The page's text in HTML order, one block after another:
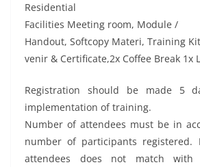
Residential
Facilities Meeting room, Module /
Handout, Softcopy Materi, Training
venir & Certificate,2x Coffee Break 1x
Registration should be made 5
implementation of training.
Number of attendees must be in
number of participants
attendees does not match